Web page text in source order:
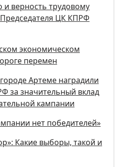
и верность трудовому
ЦК КПРФ
экономическом
перемен
Артеме наградили
за значительный вклад
кампании
нет победителей»
Какие выборы, такой и